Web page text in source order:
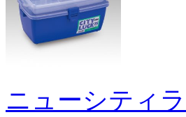
ニューシティ